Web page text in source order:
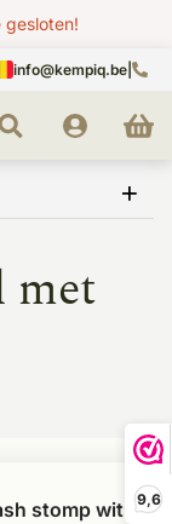
9,6
gesloten!
info@kempiq.be
met
stomp wit